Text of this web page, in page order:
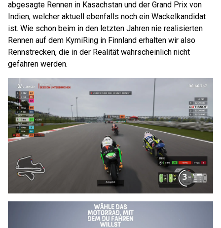
abgesagte Rennen in Kasachstan und der Grand Prix von
Indien, welcher aktuell ebenfalls noch ein Wackelkandidat
ist. Wie schon beim in den letzten Jahren nie realisierten
Rennen auf dem KymiRing in Finnland erhalten wir also
Rennstrecken, die in der Realität wahrscheinlich nicht
gefahren werden.